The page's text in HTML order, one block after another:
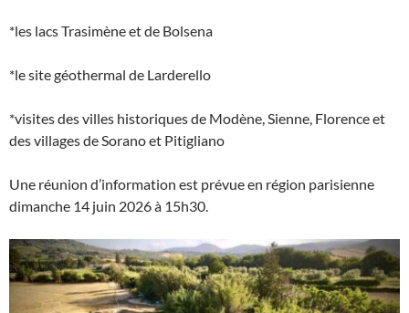
*les lacs Trasimène et de Bolsena
*le site géothermal de Larderello
*visites des villes historiques de Modène, Sienne, Florence et
des villages de Sorano et Pitigliano
Une réunion d’information est prévue en région parisienne
dimanche 14 juin 2026 à 15h30.